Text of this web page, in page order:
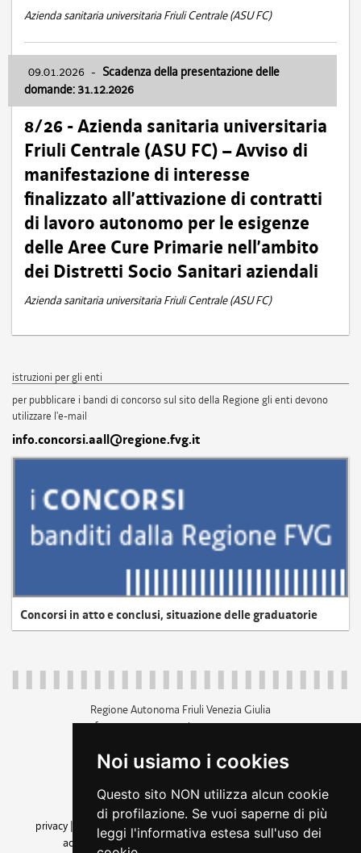
Noi usiamo i cookies
Questo sito NON utilizza alcun cookie
di profilazione. Se vuoi saperne di più
leggi l'informativa estesa sull'uso dei
Azienda sanitaria universitaria Friuli Centrale (ASU FC)
09.01.2026 - Scadenza della presentazione delle
domande: 31.12.2026
8/26 - Azienda sanitaria universitaria
Friuli Centrale (ASU FC) – Avviso di
manifestazione di interesse
finalizzato all’attivazione di contratti
di lavoro autonomo per le esigenze
delle Aree Cure Primarie nell’ambito
dei Distretti Socio Sanitari aziendali
Azienda sanitaria universitaria Friuli Centrale (ASU FC)
istruzioni per gli enti
per pubblicare i bandi di concorso sul sito della Regione gli enti devono
utilizzare l'e-mail
info.concorsi.aall@regione.fvg.it
Concorsi in atto e conclusi, situazione delle graduatorie
Regione Autonoma Friuli Venezia Giulia
c.f. 80014930327; p.iva 00526040324
+39 040 3771111
amministrazione trasparente
privacy
cookie |note legali accessibilità
dichiarazione di
accessibilità| feedback cambio preferenze cookie